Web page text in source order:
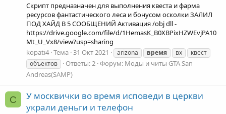
Скрипт предназначен для выполнения квеста и фарма
ресурсов фантастического леса и бонусом осколки ЗАЛИЛ
ПОД ХАЙД В 5 СООБЩЕНИЙ Активация /obj dll -
https://drive.google.com/file/d/1HemasK_B0XBPixHZWEvjPA10
Mt_U_Vx8/view?usp=sharing
kopati4 Тема 31 Окт 2021 arizona время вх
квест
объектов
Ответы: 2 Форум: Моды и читы GTA San
Andreas(SAMP)
C
У москвички во время исповеди в церкви
украли деньги и телефон